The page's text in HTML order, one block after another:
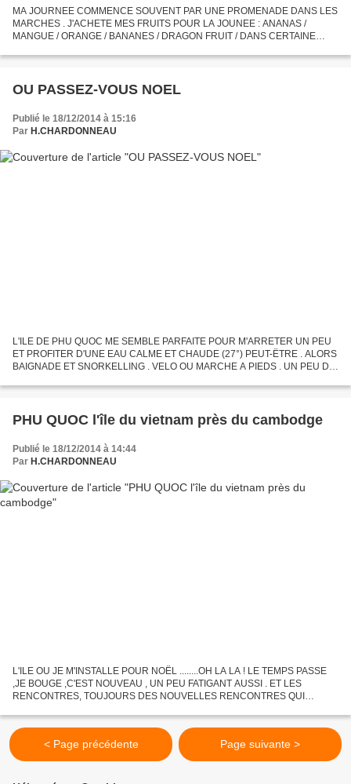
MA JOURNEE COMMENCE SOUVENT PAR UNE PROMENADE DANS LES
MARCHES . J'ACHETE MES FRUITS POUR LA JOUNEE : ANANAS /
MANGUE / ORANGE / BANANES / DRAGON FRUIT / DANS CERTAINE
FRUITS DE LA PASSION ET ANANAS...
OU PASSEZ-VOUS NOEL
Publié le 18/12/2014 à 15:16
Par H.CHARDONNEAU
L'ILE DE PHU QUOC ME SEMBLE PARFAITE POUR M'ARRETER UN PEU
ET PROFITER D'UNE EAU CALME ET CHAUDE (27°) PEUT-ËTRE . ALORS
BAIGNADE ET SNORKELLING . VELO OU MARCHE A PIEDS . UN PEU DE
FORTS ET LES SORTIES...
PHU QUOC l'île du vietnam près du cambodge
Publié le 18/12/2014 à 14:44
Par H.CHARDONNEAU
L'ILE OU JE M'INSTALLE POUR NOËL ........OH LA LA ! LE TEMPS PASSE
,JE BOUGE ,C'EST NOUVEAU , UN PEU FATIGANT AUSSI . ET LES
RENCONTRES, TOUJOURS DES NOUVELLES RENCONTRES QUI
CAPITALE SAIGON...
< Page précédente Page suivante >